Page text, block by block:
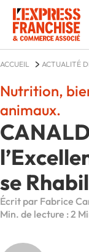
ACCUEIL ACTUALITÉ
se
Nutrition,
animaux.
Écrit par Fabrice
Min. de lecture : 2